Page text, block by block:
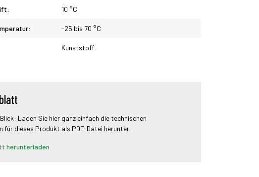
10 °C
-25 bis 70 °C
Kunststoff
Laden Sie hier ganz einfach die technischen
für dieses Produkt als PDF-Datei herunter.
herunterladen